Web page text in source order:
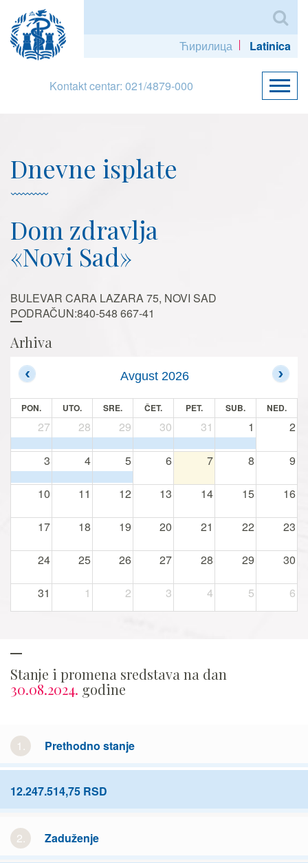
Ћирилица Latinica
Kontakt centar: 021/4879-000
Dnevne isplate
Dom zdravlja
«Novi Sad»
BULEVAR CARA LAZARA 75, NOVI SAD
PODRAČUN:840-548 667-41
Arhiva
Avgust 2026
PON. UTO. SRE. ČET. PET. SUB. NED.
27 28 29 30 31 1 2
3 4 5 6 7 8 9
10 11 12 13 14 15 16
17 18 19 20 21 22 23
24 25 26 27 28 29 30
31 1 2 3 4 5 6
Stanje i promena sredstava na dan
30.08.2024. godine
1. Prethodno stanje
12.247.514,75 RSD
2. Zaduženje